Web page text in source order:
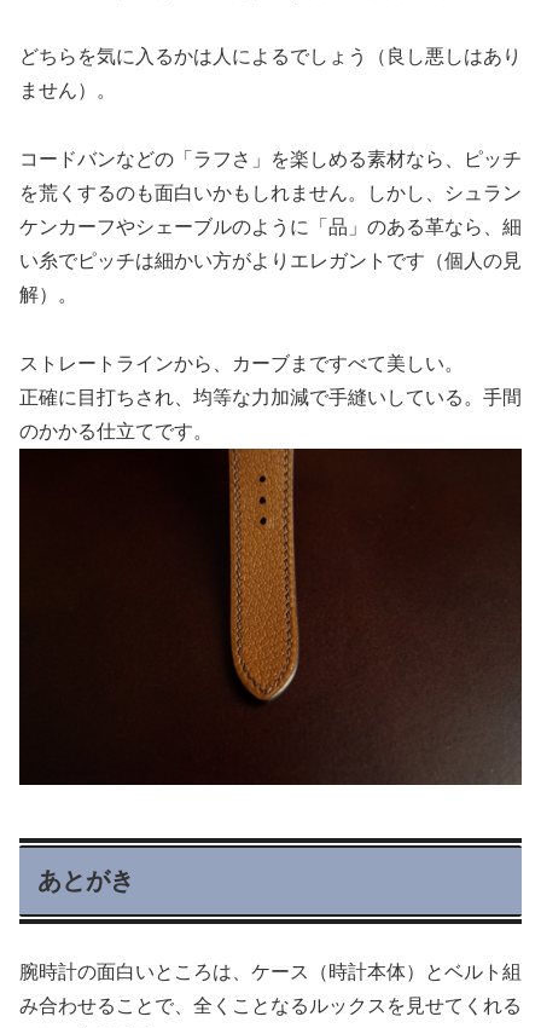
どちらを気に入るかは人によるでしょう（良し悪しはあり
ません）。
コードバンなどの「ラフさ」を楽しめる素材なら、ピッチ
を荒くするのも面白いかもしれません。しかし、シュラン
ケンカーフやシェーブルのように「品」のある革なら、細
い糸でピッチは細かい方がよりエレガントです（個人の見
解）。
ストレートラインから、カーブまですべて美しい。
正確に目打ちされ、均等な力加減で手縫いしている。手間
のかかる仕立てです。
あとがき
腕時計の面白いところは、ケース（時計本体）とベルト組
み合わせることで、全くことなるルックスを見せてくれる